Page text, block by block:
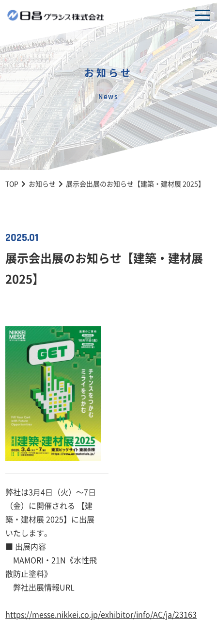
お知らせ
News
TOP お知らせ 展示会出展のお知らせ【建築・建材展 2025】
2025.01
展示会出展のお知らせ【建築・建材展
2025】
弊社は3月4日（火）～7日
（金）に開催される 【建
築・建材展 2025】に出展
いたします。
■ 出展内容
MAMORI・21N《水性飛
散防止塗料》
・弊社出展情報URL
https://messe.nikkei.co.jp/exhibitor/info/AC/ja/23163